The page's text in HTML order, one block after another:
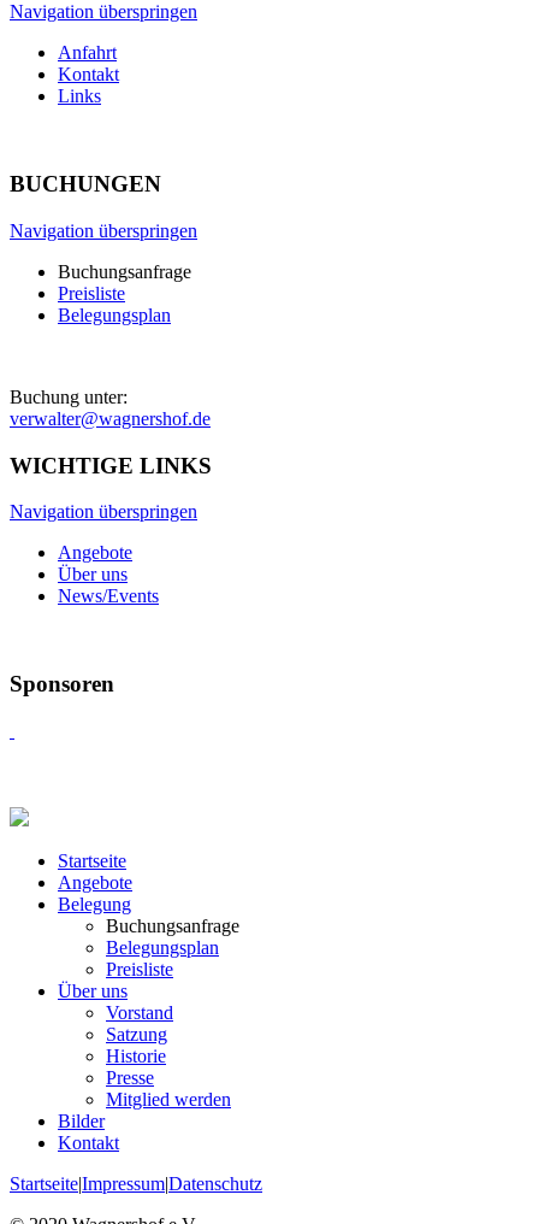
Navigation überspringen
Anfahrt
Kontakt
Links
BUCHUNGEN
Navigation überspringen
Buchungsanfrage
Preisliste
Belegungsplan
Buchung unter:
verwalter@wagnershof.de
WICHTIGE LINKS
Navigation überspringen
Angebote
Über uns
News/Events
Sponsoren
Startseite
Angebote
Belegung
Buchungsanfrage
Belegungsplan
Preisliste
Über uns
Vorstand
Satzung
Historie
Presse
Mitglied werden
Bilder
Kontakt
Startseite|Impressum|Datenschutz